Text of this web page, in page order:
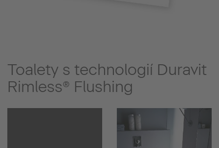
Toalety s technologií Duravit
Rimless® Flushing